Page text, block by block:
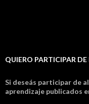
QUIERO PARTICIPAR
Si deseás participar de
aprendizaje publicados